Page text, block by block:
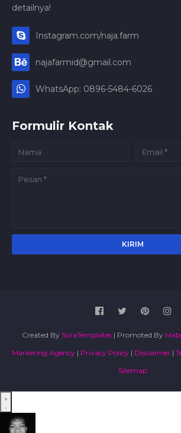
detailnya!
Instagram.com/naja.farm
najafarmid@gmail.com
WhatsApp: 0896-5484-6026
Formulir Kontak
Created By SoraTemplates | Promoted By
Marketing Agency | Privacy Policy | Disclaimer |
Sitemap